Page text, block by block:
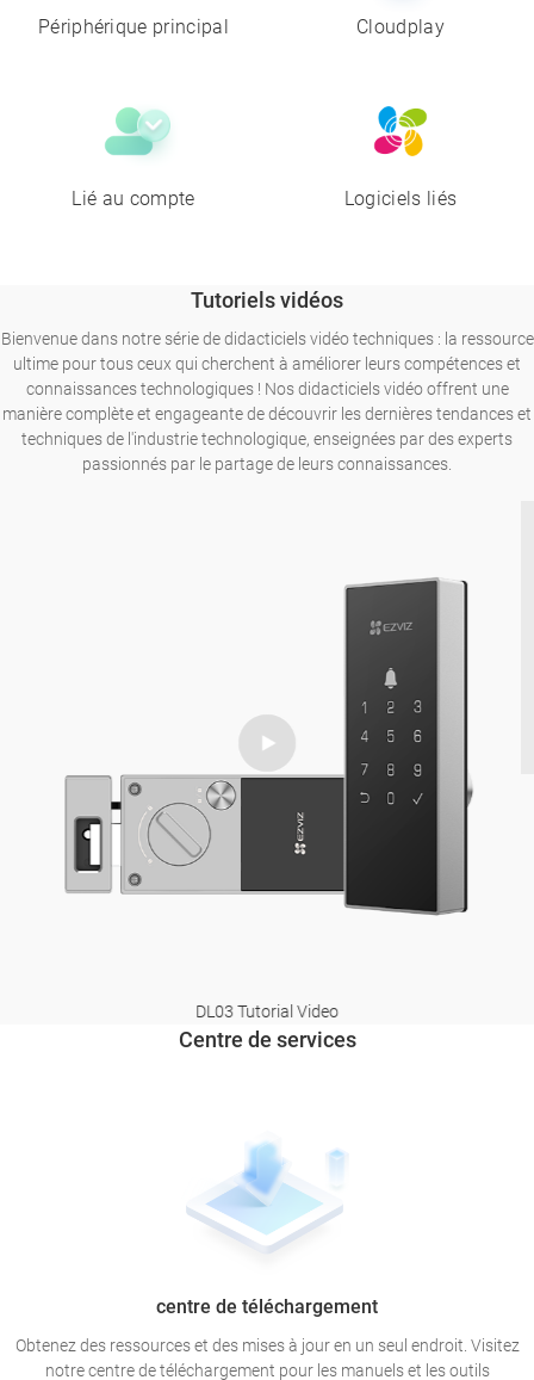
Périphérique principal Cloudplay
Lié au compte Logiciels liés
Tutoriels vidéos
Bienvenue dans notre série de didacticiels vidéo techniques : la ressource
ultime pour tous ceux qui cherchent à améliorer leurs compétences et
connaissances technologiques ! Nos didacticiels vidéo offrent une
manière complète et engageante de découvrir les dernières tendances et
techniques de l'industrie technologique, enseignées par des experts
passionnés par le partage de leurs connaissances.
DL03 Tutorial Video
Centre de services
centre de téléchargement
Obtenez des ressources et des mises à jour en un seul endroit. Visitez
notre centre de téléchargement pour les manuels et les outils